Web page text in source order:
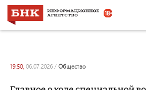
19:50, 06.07.2026 / общество